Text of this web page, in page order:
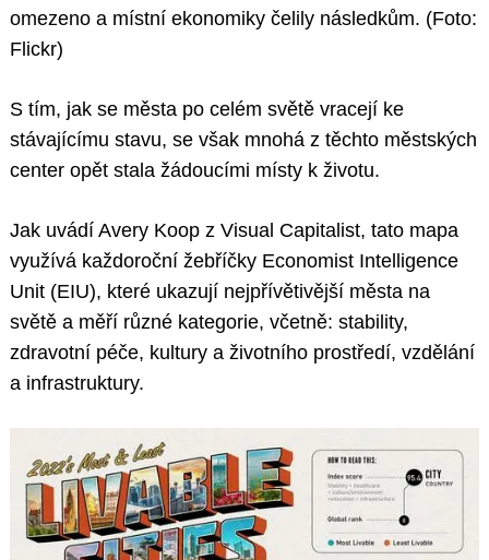
omezeno a místní ekonomiky čelily následkům. (Foto:
Flickr)
S tím, jak se města po celém světě vracejí ke
stávajícímu stavu, se však mnohá z těchto městských
center opět stala žádoucími místy k životu.
Jak uvádí Avery Koop z Visual Capitalist, tato mapa
využívá každoroční žebříčky Economist Intelligence
Unit (EIU), které ukazují nejpřívětivější města na
světě a měří různé kategorie, včetně: stability,
zdravotní péče, kultury a životního prostředí, vzdělání
a infrastruktury.